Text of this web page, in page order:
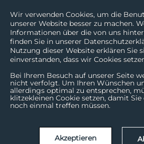
Wir verwenden Cookies, um die
unserer Website besser zu machen.
Informationen über die von uns
finden Sie in unserer
Nutzung dieser Website erklären Sie
einverstanden, dass wir Cookies
Bei Ihrem Besuch auf unserer Seite
nicht verfolgt. Um Ihren Wünschen
allerdings optimal zu entsprechen,
klitzekleinen Cookie setzen, damit
noch einmal treffen müssen.
Akzeptieren
veb.ch -
Vielfalt mit
Website